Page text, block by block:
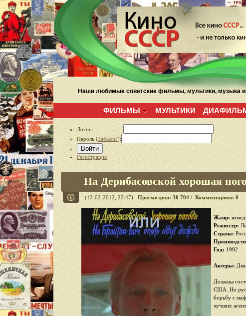
Наши любимые советские фильмы, мультики, музыка
ФИЛЬМЫ МУЛЬТИКИ
Логин:
Пароль (Забыли?):
Войти
Регистрация
На Дерибасовской хорошая
(12-02-2012, 22:47) Просмотров: 30 704 / Комментариев: 0
Жанр:
Режиссер:
Страна:
Год: 1992
Актеры:
Должны
США. Но
борьбу с
лучших